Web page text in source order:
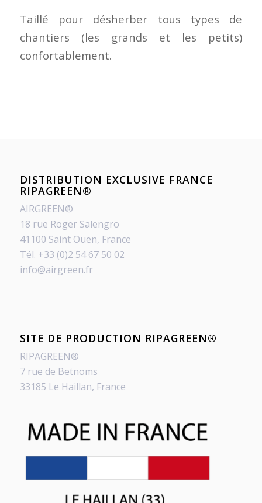
Taillé pour désherber tous types de
chantiers (les grands et les petits)
confortablement.
DISTRIBUTION EXCLUSIVE FRANCE
RIPAGREEN®
AIRGREEN®
18 rue Roger Salengro
41100 Saint Ouen, France
Tél. +33 (0)2 54 67 50 02
info@airgreen.fr
SITE DE PRODUCTION RIPAGREEN®
RIPAGREEN®
7 rue de Betnoms
33185 Le Haillan, France